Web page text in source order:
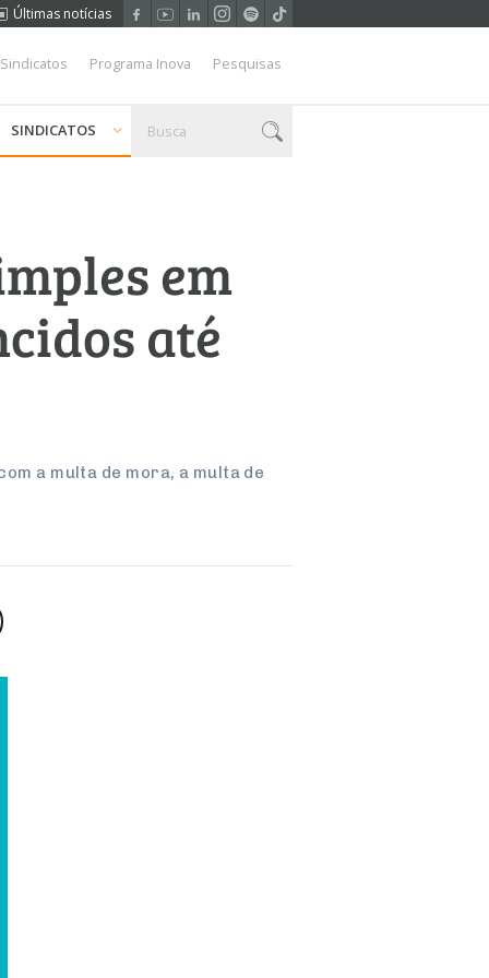
Últimas notícias
Programa Inova Pesquisas
SINDICATOS
em
até
a multa de mora, a multa de